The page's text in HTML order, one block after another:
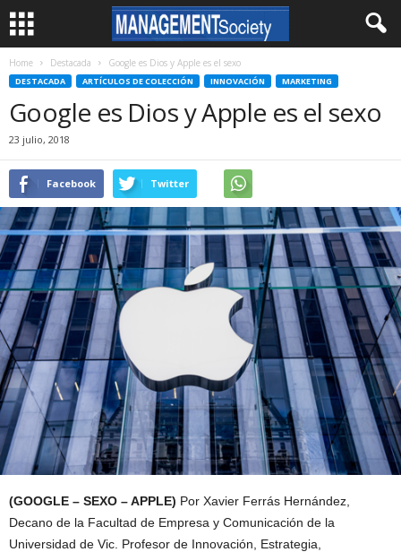
Home Destacada Google es Dios y Apple es el sexo
DESTACADA ARTÍCULOS DE COLECCIÓN INNOVACIÓN MARKETING
Google es Dios y Apple es el sexo
23 julio, 2018
Facebook Twitter
(GOOGLE – SEXO – APPLE) Por Xavier Ferrás Hernández,
Decano de la Facultad de Empresa y Comunicación de la
Universidad de Vic. Profesor de Innovación, Estrategia,